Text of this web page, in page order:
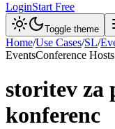
LoginStart Free
Toggle theme
Home/Use Cases/SL/
EventsConference Hosts
storitev za
konferenc